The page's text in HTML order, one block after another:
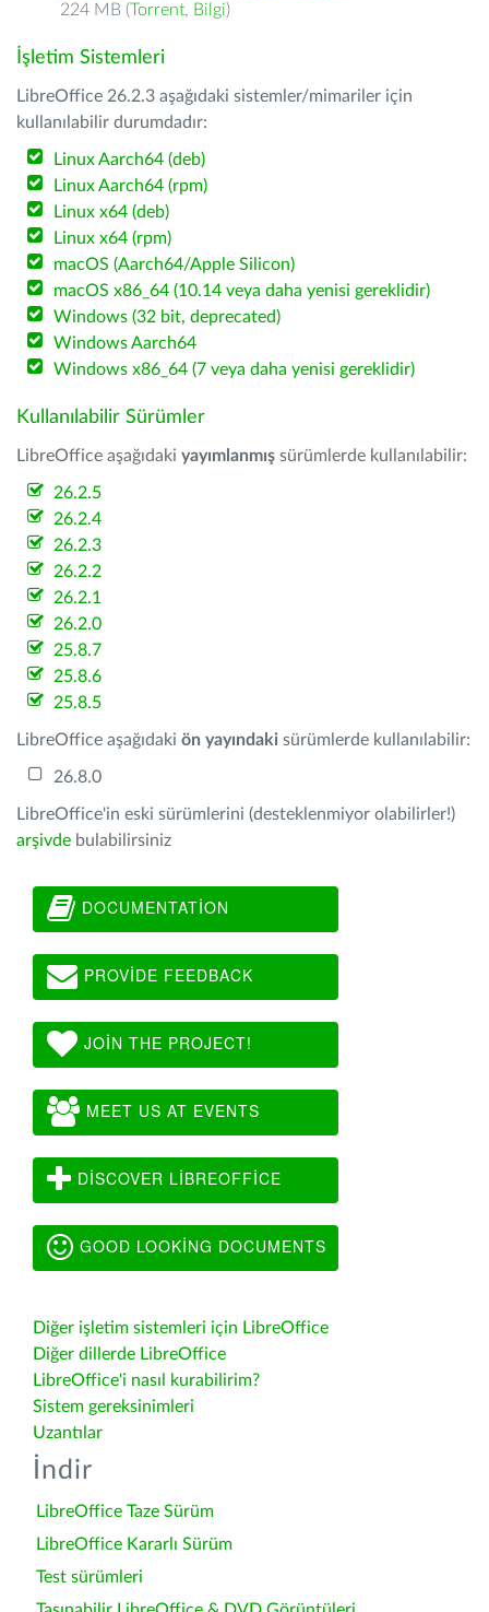
224 MB (Torrent, Bilgi)
İşletim Sistemleri
LibreOffice 26.2.3 aşağıdaki sistemler/mimariler için
kullanılabilir durumdadır:
Linux Aarch64 (deb)
Linux Aarch64 (rpm)
Linux x64 (deb)
Linux x64 (rpm)
macOS (Aarch64/Apple Silicon)
macOS x86_64 (10.14 veya daha yenisi gereklidir)
Windows (32 bit, deprecated)
Windows Aarch64
Windows x86_64 (7 veya daha yenisi gereklidir)
Kullanılabilir Sürümler
LibreOffice aşağıdaki yayımlanmış sürümlerde kullanılabilir:
26.2.5
26.2.4
26.2.3
26.2.2
26.2.1
26.2.0
25.8.7
25.8.6
25.8.5
LibreOffice aşağıdaki ön yayındaki sürümlerde kullanılabilir:
26.8.0
LibreOffice'in eski sürümlerini (desteklenmiyor olabilirler!)
arşivde bulabilirsiniz
DOCUMENTATION
PROVIDE FEEDBACK
JOIN THE PROJECT!
MEET US AT EVENTS
DISCOVER LIBREOFFICE
GOOD LOOKING DOCUMENTS
Diğer işletim sistemleri için LibreOffice
Diğer dillerde LibreOffice
LibreOffice'i nasıl kurabilirim?
Sistem gereksinimleri
Uzantılar
İndir
LibreOffice Taze Sürüm
LibreOffice Kararlı Sürüm
Test sürümleri